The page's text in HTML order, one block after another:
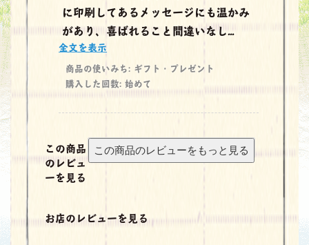
に印刷してあるメッセージにも温かみ
があり、喜ばれること間違いなし...
全文を表示
商品の使いみち: ギフト・プレゼント
購入した回数: 始めて
この商品
のレビュ
ーを見る
お店のレビューを見る